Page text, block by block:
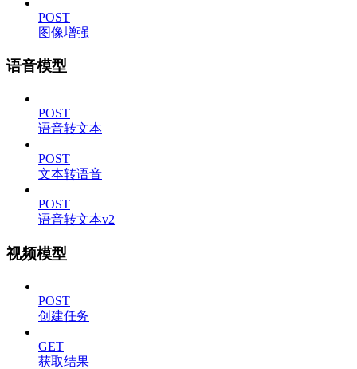
POST
图像增强
语音模型
POST
语音转文本
POST
文本转语音
POST
语音转文本v2
视频模型
POST
创建任务
GET
获取结果